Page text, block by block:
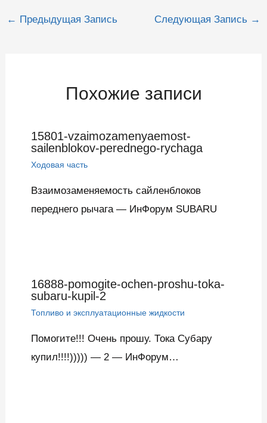
Навигация
← Предыдущая Запись Следующая Запись →
Похожие записи
15801-vzaimozamenyaemost-
sailenblokov-perednego-rychaga
Ходовая часть
Взаимозаменяемость сайленблоков
переднего рычага — ИнФорум SUBARU
16888-pomogite-ochen-proshu-toka-
subaru-kupil-2
Топливо и эксплуатационные жидкости
Помогите!!! Очень прошу. Тока Субару
купил!!!!))))) — 2 — ИнФорум…